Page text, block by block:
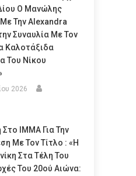
Ο Μανώλης
Την Alexandra
Συναυλία Με Τον
Καλοτάξιδα
Του Νίκου
2026
Στο ΙΜΜΑ Για Την
Με Τον Τίτλο : «Η
Στα Τέλη Του
Του 20ού Αιώνα: